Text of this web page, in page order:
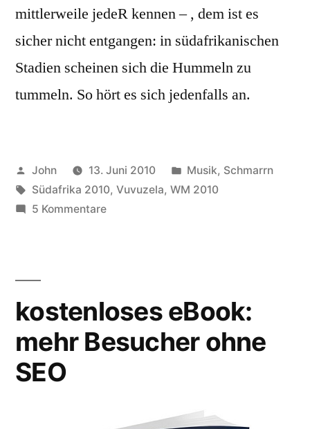
mittlerweile jedeR kennen – , dem ist es
sicher nicht entgangen: in südafrikanischen
Stadien scheinen sich die Hummeln zu
tummeln. So hört es sich jedenfalls an.
Veröffentlicht
von
John 13. Juni 2010
Veröffentlicht
in
Musik, Schmarrn
Schlagwörter:
Südafrika 2010, Vuvuzela, WM 2010
5 Kommentarezu
Verbot
–
waaasss?!
kostenloses eBook:
mehr Besucher ohne
SEO